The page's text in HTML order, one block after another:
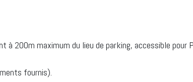
à 200m maximum du lieu de parking, accessible pour
fournis).